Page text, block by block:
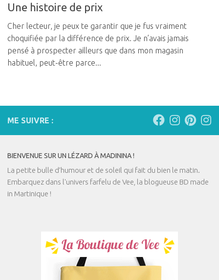
Une histoire de prix
Cher lecteur, je peux te garantir que je fus vraiment
choquifiée par la différence de prix. Je n’avais jamais
pensé à prospecter ailleurs que dans mon magasin
habituel, peut-être parce...
ME SUIVRE :
BIENVENUE SUR UN LÉZARD À MADININA !
La petite bulle d’humour et de soleil qui fait du bien le matin.
Embarquez dans l'univers farfelu de Vee, la blogueuse BD made
in Martinique !